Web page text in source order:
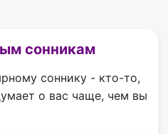
сонникам
соннику - кто-то,
о вас чаще, чем вы